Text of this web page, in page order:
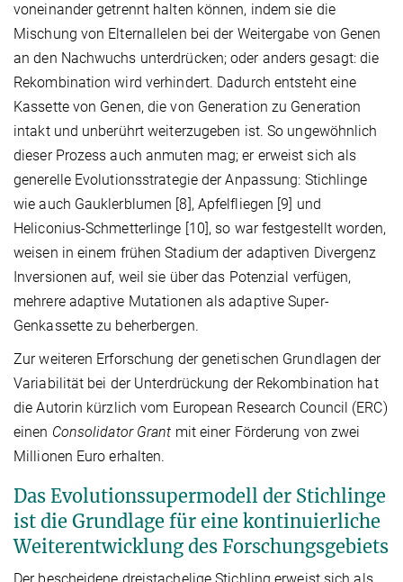
voneinander getrennt halten können, indem sie die
Mischung von Elternallelen bei der Weitergabe von Genen
an den Nachwuchs unterdrücken; oder anders gesagt: die
Rekombination wird verhindert. Dadurch entsteht eine
Kassette von Genen, die von Generation zu Generation
intakt und unberührt weiterzugeben ist. So ungewöhnlich
dieser Prozess auch anmuten mag; er erweist sich als
generelle Evolutionsstrategie der Anpassung: Stichlinge
wie auch Gauklerblumen [8], Apfelfliegen [9] und
Heliconius-Schmetterlinge [10], so war festgestellt worden,
weisen in einem frühen Stadium der adaptiven Divergenz
Inversionen auf, weil sie über das Potenzial verfügen,
mehrere adaptive Mutationen als adaptive Super-
Genkassette zu beherbergen.
Zur weiteren Erforschung der genetischen Grundlagen der
Variabilität bei der Unterdrückung der Rekombination hat
die Autorin kürzlich vom European Research Council (ERC)
einen Consolidator Grant mit einer Förderung von zwei
Millionen Euro erhalten.
Das Evolutionssupermodell der Stichlinge
ist die Grundlage für eine kontinuierliche
Weiterentwicklung des Forschungsgebiets